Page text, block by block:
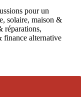
pour un
solaire, maison &
réparations,
finance alternative